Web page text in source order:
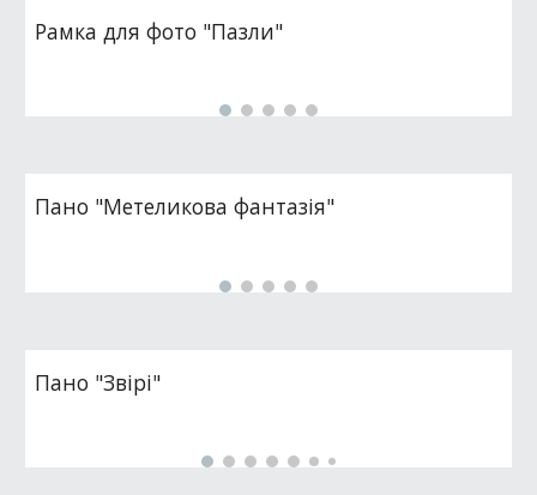
Рамка для фото "Пазли"
Пано "Метеликова фантазія"
Пано "Звірі"